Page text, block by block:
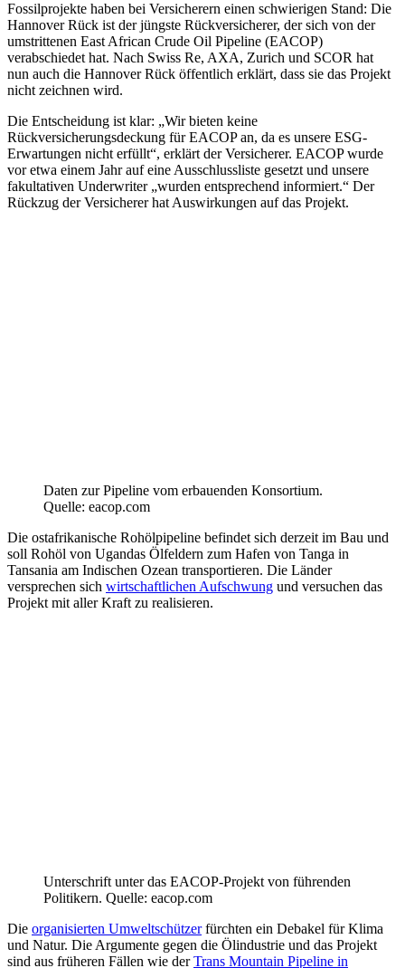
Fossilprojekte haben bei Versicherern einen schwierigen Stand: Die
Hannover Rück ist der jüngste Rückversicherer, der sich von der
umstrittenen East African Crude Oil Pipeline (EACOP)
verabschiedet hat. Nach Swiss Re, AXA, Zurich und SCOR hat
nun auch die Hannover Rück öffentlich erklärt, dass sie das Projekt
nicht zeichnen wird.
Die Entscheidung ist klar: „Wir bieten keine
Rückversicherungsdeckung für EACOP an, da es unsere ESG-
Erwartungen nicht erfüllt“, erklärt der Versicherer. EACOP wurde
vor etwa einem Jahr auf eine Ausschlussliste gesetzt und unsere
fakultativen Underwriter „wurden entsprechend informiert.“ Der
Rückzug der Versicherer hat Auswirkungen auf das Projekt.
Daten zur Pipeline vom erbauenden Konsortium.
Quelle: eacop.com
Die ostafrikanische Rohölpipeline befindet sich derzeit im Bau und
soll Rohöl von Ugandas Ölfeldern zum Hafen von Tanga in
Tansania am Indischen Ozean transportieren. Die Länder
versprechen sich wirtschaftlichen Aufschwung und versuchen das
Projekt mit aller Kraft zu realisieren.
Unterschrift unter das EACOP-Projekt von führenden
Politikern. Quelle: eacop.com
Die organisierten Umweltschützerfürchten ein Debakel für Klima
und Natur. Die Argumente gegen die Ölindustrie und das Projekt
sind aus früheren Fällen wie derTrans Mountain Pipeline in